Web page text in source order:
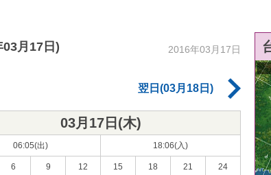
03月17日) 2016年03月17日
翌日(03月18日)
03月17日(木)
06:05(出) 18:06(入)
6 9 12 15 18 21 24